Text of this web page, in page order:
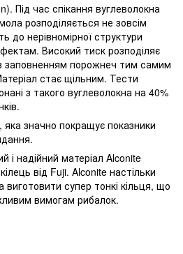
Під час спікання вуглеволокна
розподіляється не зовсім
до нерівномірної структури
Високий тиск розподіляє
заповненням порожнеч тим самим
стає щільним. Тести
з такого вуглеволокна на 40%
яка значно покращує показники
і надійний матеріал Alconite
від Fuji. Alconite настільки
супер тонкі кільця, що
вимогам рибалок.